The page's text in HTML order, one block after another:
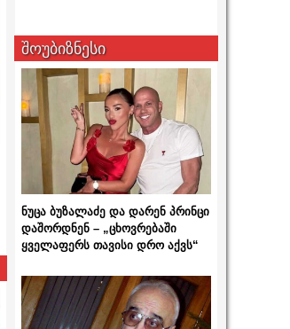
შოუბიზნესი
ნუცა ბუზალაძე და დარენ პრინცი
დაშორდნენ – „ცხოვრებაში
ყველაფერს თავისი დრო აქვს“